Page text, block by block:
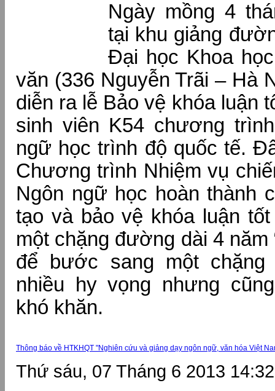
Ngày mồng 4
tại khu giảng
Đại học Khoa
văn (336 Nguyễn Trãi – Hà
diễn ra lễ Bảo vệ khóa luận
sinh viên K54 chương
ngữ học trình độ quốc tế.
Chương trình Nhiệm vụ
Ngôn ngữ học hoàn thành
tạo và bảo vệ khóa luận
một chặng đường dài 4 năm
để bước sang một
nhiều hy vọng nhưng
khó khăn.
Thông báo về HTKHQT "Nghiên cứu và giảng dạy ngôn ngữ, văn hóa Việt
Thứ sáu, 07 Tháng 6 2013 14:32